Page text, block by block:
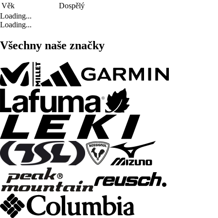
Věk
Dospělý
Loading...
Loading...
Všechny naše značky